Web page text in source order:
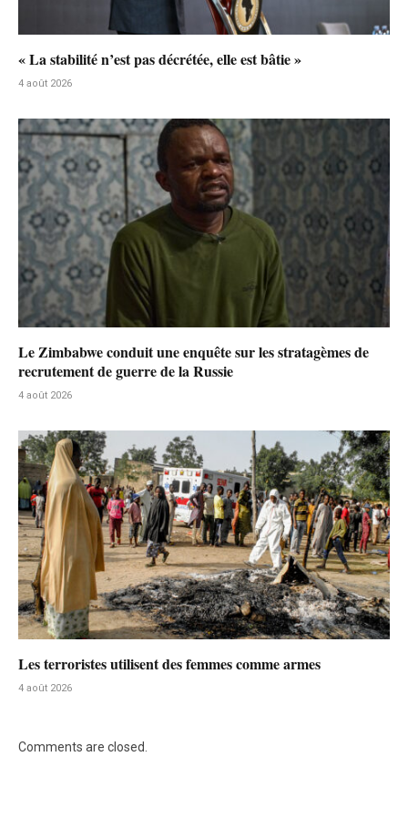
« La stabilité n’est pas décrétée, elle est bâtie »
4 août 2026
Le Zimbabwe conduit une enquête sur les stratagèmes de
recrutement de guerre de la Russie
4 août 2026
Les terroristes utilisent des femmes comme armes
4 août 2026
Comments are closed.